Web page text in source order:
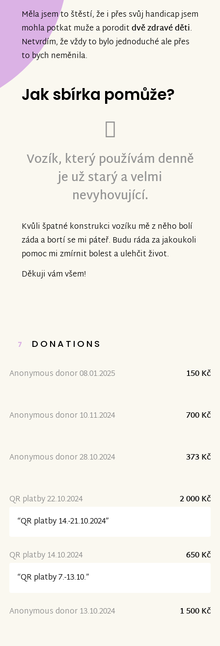
Měla jsem to štěstí, že i přes svůj handicap jsem
mohla potkat muže a poroditdvě zdravé děti.
Netvrdím, že vždy to bylo jednoduché ale přes
to bych neměnila.
Jak sbírka pomůže?
Vozík, který používám denně
je už starý a velmi
nevyhovující.
Kvůli špatné konstrukci vozíku mě z něho bolí
záda a bortí se mi páteř. Budu ráda za jakoukoli
pomoc mi zmírnit bolest a ulehčit život.
Děkuji vám všem!
7 DONATIONS
Anonymous donor 08.01.2025 150 Kč
Anonymous donor 10.11.2024 700 Kč
Anonymous donor 28.10.2024 373 Kč
QR platby 22.10.2024
2 000 Kč
“QR platby 14.-21.10.2024”
QR platby 14.10.2024
650 Kč
“QR platby 7.-13.10.”
Anonymous donor 13.10.2024 1 500 Kč